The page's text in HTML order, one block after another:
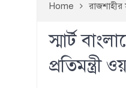
Home রাজশাহীর
স্মার্ট
প্রতিমন্ত্রী